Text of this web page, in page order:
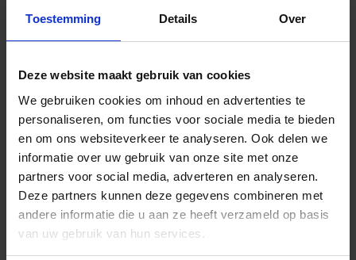
Toestemming Details Over
Deze website maakt gebruik van cookies
We gebruiken cookies om inhoud en advertenties te
personaliseren, om functies voor sociale media te bieden
en om ons websiteverkeer te analyseren. Ook delen we
informatie over uw gebruik van onze site met onze
partners voor social media, adverteren en analyseren.
Deze partners kunnen deze gegevens combineren met
andere informatie die u aan ze heeft verzameld op basis
van uw gebruik van hun services.